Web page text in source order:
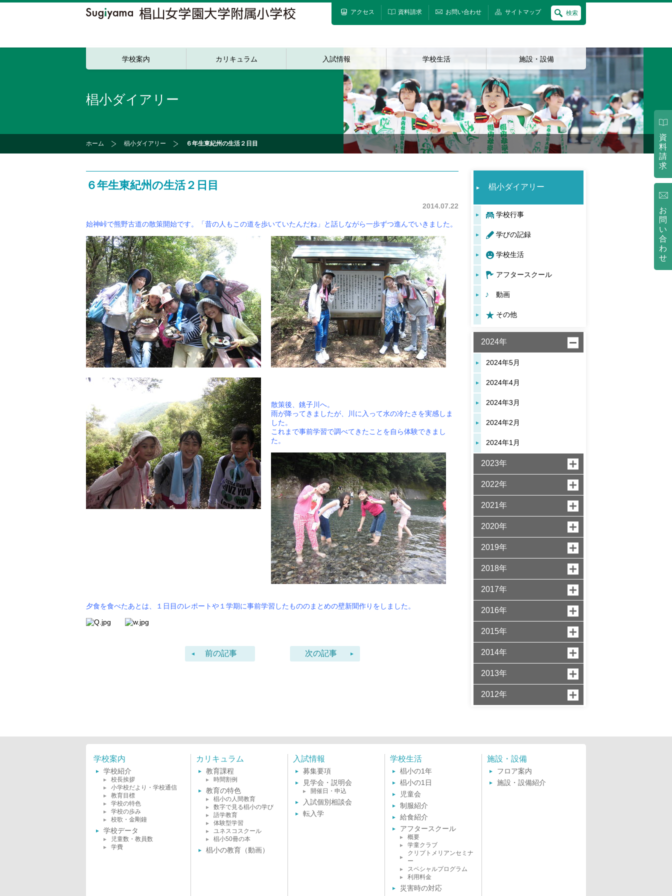
アクセス 資料請求 お問い合わせ サイトマップ 検索
学校案内 カリキュラム 入試情報 学校生活 施設・設備
椙小ダイアリー
ホーム 椙小ダイアリー ６年生東紀州の生活２日目
６年生東紀州の生活２日目
2014.07.22
始神峠で熊野古道の散策開始です。 「昔の人もこの道を歩いていたんだね」と話しながら一歩ずつ進んでいきました。
散策後、銚子川へ。
雨が降ってきましたが、川に入って水の冷たさを実感しま
した。
これまで事前学習で調べてきたことを自ら体験できまし
た。
夕食を食べたあとは、１日目のレポートや１学期に事前学習したもののまとめの壁新聞作りをしました。
前の記事 次の記事
椙小ダイアリー
学校行事
学びの記録
学校生活
アフタースクール
動画
その他
2024年
2024年5月
2024年4月
2024年3月
2024年2月
2024年1月
2023年
2022年
2021年
2020年
2019年
2018年
2017年
2016年
2015年
2014年
2013年
2012年
資
料
請
求
お
問
い
合
わ
せ
学校案内
学校紹介
校長挨拶
小学校だより・学校通信
教育目標
学校の特色
学校の歩み
校歌・金剛鐘
学校データ
児童数・教員数
学費
カリキュラム
教育課程
時間割例
教育の特色
椙小の人間教育
数字で見る椙小の学び
語学教育
体験型学習
ユネスコスクール
椙小50冊の本
椙小の教育（動画）
入試情報
募集要項
見学会・説明会
開催日・申込
入試個別相談会
転入学
学校生活
椙小の1年
椙小の1日
児童会
制服紹介
給食紹介
アフタースクール
概要
学童クラブ
クリプトメリアンセミナ
ー
スペシャルプログラム
利用料金
災害時の対応
施設・設備
フロア案内
施設・設備紹介